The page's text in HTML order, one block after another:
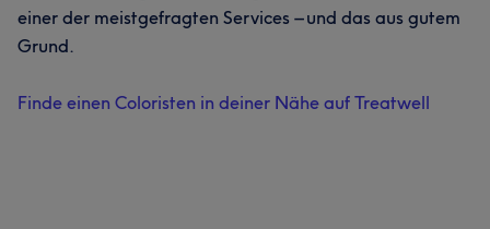
einer der meistgefragten Services – und das aus gutem
Grund.
Finde einen Coloristen in deiner Nähe auf Treatwell